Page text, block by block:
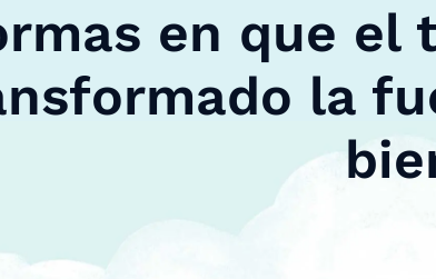
en que el
la